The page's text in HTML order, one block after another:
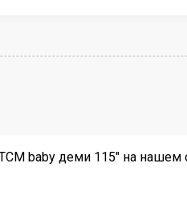
baby деми 115" на нашем